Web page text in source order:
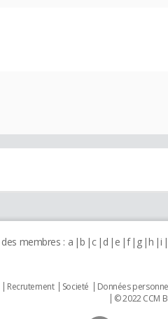
membres : a b c d e f g h i
Recrutement Societé Données
© 2022 CCM